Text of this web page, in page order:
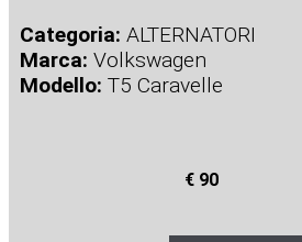
Categoria: ALTERNATORI
Marca: Volkswagen
Modello: T5 Caravelle
€ 90